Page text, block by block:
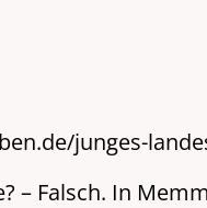
junges-
Falsch. In